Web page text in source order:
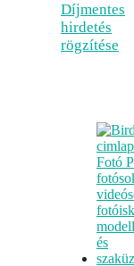
Díjmentes
hirdetés
rögzítése